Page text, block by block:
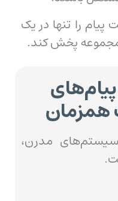
پیام را تنها در یک
پخش کند.
همزمان
مدرن،